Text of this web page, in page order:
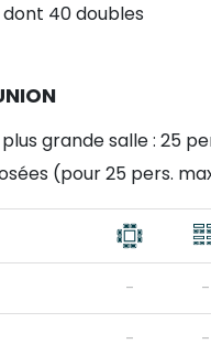
dont 40 doubles
grande salle : 25
(pour 25 pers.
- -
- -